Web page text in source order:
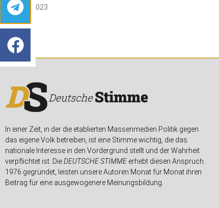
20. JULI 2023
In einer Zeit, in der die etablierten Massenmedien Politik gegen
das eigene Volk betreiben, ist eine Stimme wichtig, die das
nationale Interesse in den Vordergrund stellt und der Wahrheit
verpflichtet ist. DieDEUTSCHE STIMMEerhebt diesen Anspruch.
1976 gegründet, leisten unsere Autoren Monat für Monat ihren
Beitrag für eine ausgewogenere Meinungsbildung.